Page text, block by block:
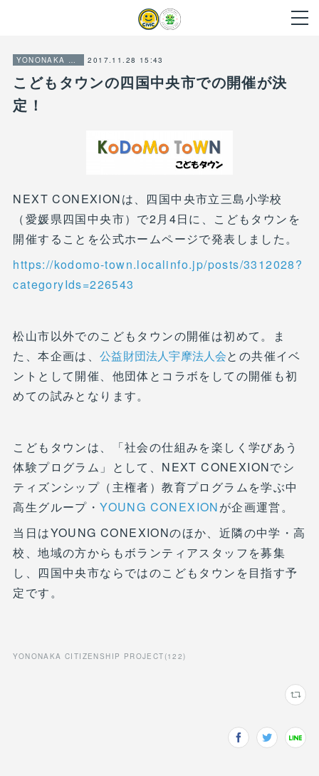
YONONAKA CITIZENSHIP PROJECT 2017.11.28 15:43
こどもタウンの四国中央市での開催が決
定！
NEXT CONEXIONは、四国中央市立三島小学校
（愛媛県四国中央市）で2月4日に、こどもタウンを
開催することを公式ホームページで発表しました。
https://kodomo-town.localinfo.jp/posts/3312028?
categoryIds=226543
松山市以外でのこどもタウンの開催は初めて。ま
た、本企画は、公益財団法人宇摩法人会との共催イベ
ントとして開催、他団体とコラボをしての開催も初
めての試みとなります。
こどもタウンは、「社会の仕組みを楽しく学びあう
体験プログラム」として、NEXT CONEXIONでシ
ティズンシップ（主権者）教育プログラムを学ぶ中
高生グループ・YOUNG CONEXIONが企画運営。
当日はYOUNG CONEXIONのほか、近隣の中学・高
校、地域の方からもボランティアスタッフを募集
し、四国中央市ならではのこどもタウンを目指す予
定です。
YONONAKA CITIZENSHIP PROJECT (122)